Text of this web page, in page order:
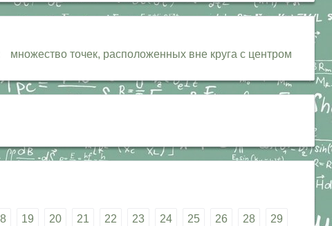
точек, расположенных вне круга с центром
19 20 21 22 23 24 25 26 28 29